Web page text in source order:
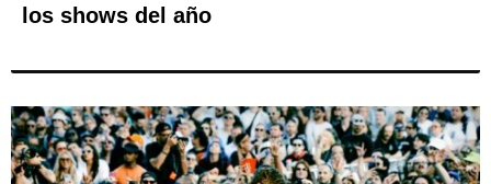
los shows del año